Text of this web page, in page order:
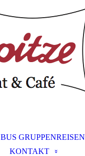
BUS GRUPPENREISEN
KONTAKT